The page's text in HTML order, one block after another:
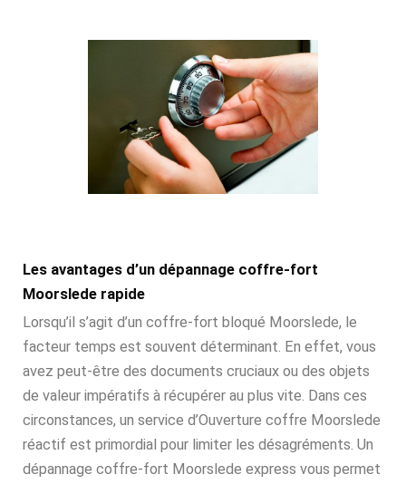
Les avantages d’un dépannage coffre-fort
Moorslede rapide
Lorsqu’il s’agit d’un coffre-fort bloqué Moorslede, le
facteur temps est souvent déterminant. En effet, vous
avez peut-être des documents cruciaux ou des objets
de valeur impératifs à récupérer au plus vite. Dans ces
circonstances, un service d’Ouverture coffre Moorslede
réactif est primordial pour limiter les désagréments. Un
dépannage coffre-fort Moorslede express vous permet